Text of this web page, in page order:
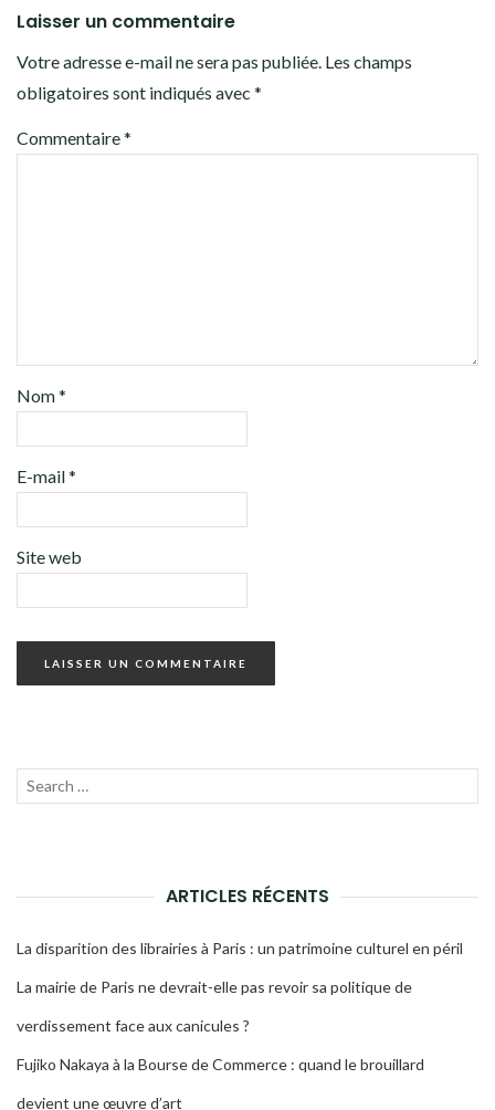
Laisser un commentaire
Votre adresse e-mail ne sera pas publiée. Les champs
obligatoires sont indiqués avec *
Commentaire*
Nom*
E-mail*
Site web
Recherche
ARTICLES RÉCENTS
La disparition des librairies à Paris : un patrimoine culturel en péril
La mairie de Paris ne devrait-elle pas revoir sa politique de
verdissement face aux canicules ?
Fujiko Nakaya à la Bourse de Commerce : quand le brouillard
devient une œuvre d’art